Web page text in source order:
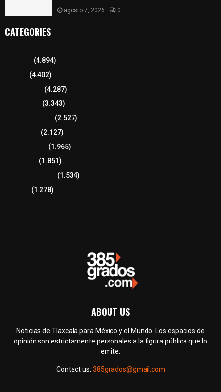
agosto 7, 2026 0
CATEGORIES
(4.894)
(4.402)
(4.287)
(3.343)
(2.527)
(2.127)
(1.965)
(1.851)
(1.534)
(1.278)
ABOUT US
Noticias de Tlaxcala para México y el Mundo. Los espacios de
opinión son estrictamente personales a la figura pública que lo
emite.
Contact us: 385grados@gmail.com